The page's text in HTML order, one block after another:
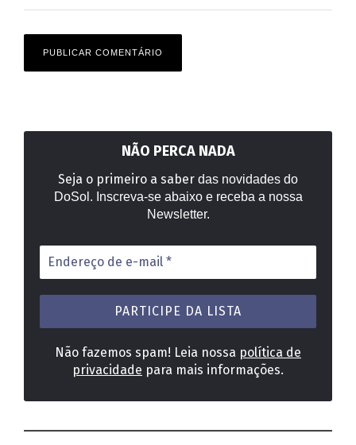
NÃO PERCA NADA
Seja o primeiro a saber das novidades do
DoSol. Inscreva-se abaixo e receba a nossa
Newsletter.
Endereço
de
e-
mail
Não fazemos spam! Leia nossa política de
privacidade para mais informações.